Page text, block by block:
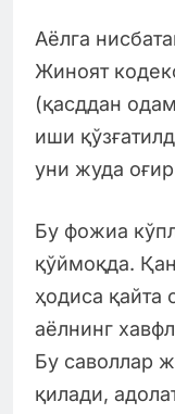
Аёлга
Жиноят
(қасддан
иши
уни жуда
Бу фожиа
қўймоқда.
ҳодиса қайта
аёлнинг
Бу саволлар
қилади,